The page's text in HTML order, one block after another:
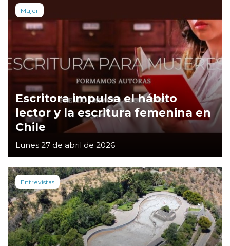
Mujer
Escritora impulsa el hábito
lector y la escritura femenina en
Chile
Lunes 27 de abril de 2026
Entrevistas